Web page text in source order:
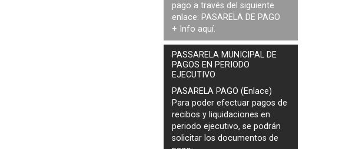
pago a través del siguiente
enlace: PASARELA DE PAGO
+ Info aquí.
PASSARELA MUNICIPAL DE
PAGOS EN PERIODO
EJECUTIVO
PASARELA PAGO (Enlace)
Para poder efectuar pagos de
recibos y liquidaciones en
periodo ejecutivo, se podrán
solicitar los documentos de